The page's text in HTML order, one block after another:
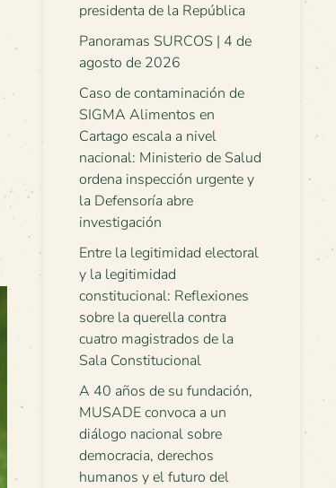
presidenta de la República
Panoramas SURCOS | 4 de
agosto de 2026
Caso de contaminación de
SIGMA Alimentos en
Cartago escala a nivel
nacional: Ministerio de Salud
ordena inspección urgente y
la Defensoría abre
investigación
Entre la legitimidad electoral
y la legitimidad
constitucional: Reflexiones
sobre la querella contra
cuatro magistrados de la
Sala Constitucional
A 40 años de su fundación,
MUSADE convoca a un
diálogo nacional sobre
democracia, derechos
humanos y el futuro del